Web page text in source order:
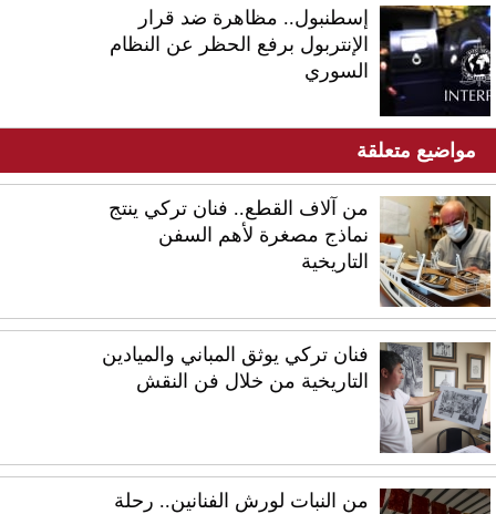
إسطنبول.. مظاهرة ضد قرار
الإنتربول برفع الحظر عن النظام
السوري
مواضيع متعلقة
من آلاف القطع.. فنان تركي ينتج
نماذج مصغرة لأهم السفن
التاريخية
فنان تركي يوثق المباني والميادين
التاريخية من خلال فن النقش
من النبات لورش الفنانين.. رحلة